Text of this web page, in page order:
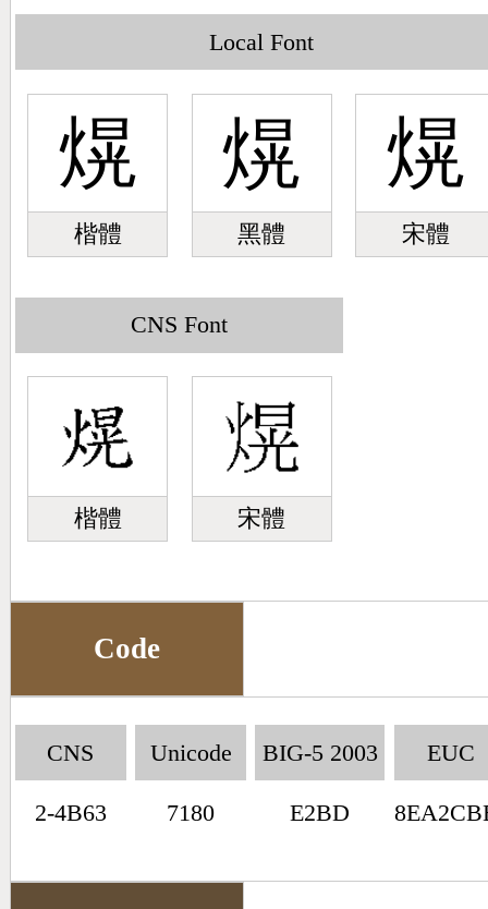
Pinyin Word Index
Local Font
熀
楷體
熀
黑體
熀
宋體
CNS Font
楷體 宋體
Code
CNS
2-4B63
Unicode
7180
BIG-5 2003
E2BD
EUC